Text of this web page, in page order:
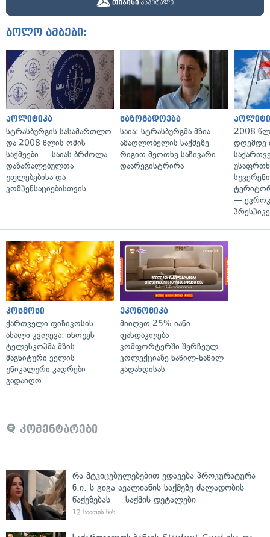
ბოლო ამბები:
პოლიტიკა
სტრასბურგის სასამართლო
და 2008 წლის ომის
საქმეები — საიას ბრძოლა
დაზარალებულთა
უფლებებისა და
კომპენსაციებისთვის
საზოგადოება
საია: სტრასბურგმა მზია
ამაღლობელის საქმეზე
რიგით მეოთხე საჩივარი
დაარეგისტრირა
2008
დღემდე
—
კოსმოსი
ქართველი ფიზიკოსის
ახალი კვლევა: ინოუეს
ტელესკოპმა მზის
მაგნიტური ველის
უნიკალური კადრები
გადაიღო
ეკონომიკა
მიიღეთ 25%-იანი
ფასდაკლება
კომფორტერში შერჩეულ
კოლექციაზე ნაწილ-ნაწილ
გადახდისას
კომენტარები
რა მტკიცებულებებით ედავება პროკურატურა
ნ.ი.-ს გიგა ავალიანის საქმეზე ძალადობის
წაქეზებას — საქმის დეტალები
12 საათის წინ